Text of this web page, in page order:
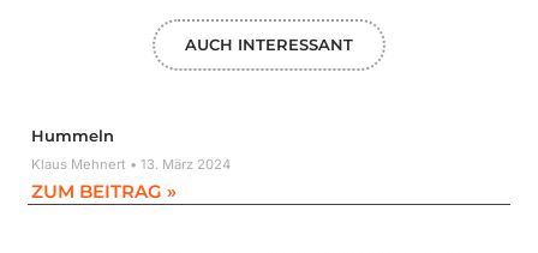
AUCH INTERESSANT
Hummeln
Klaus Mehnert 13. März 2024
ZUM BEITRAG »